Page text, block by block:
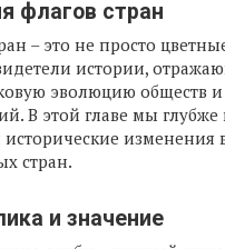
флагов стран
– это не просто
истории,
эволюцию обществ
В этой главе мы
исторические изменения
стран.
и значение